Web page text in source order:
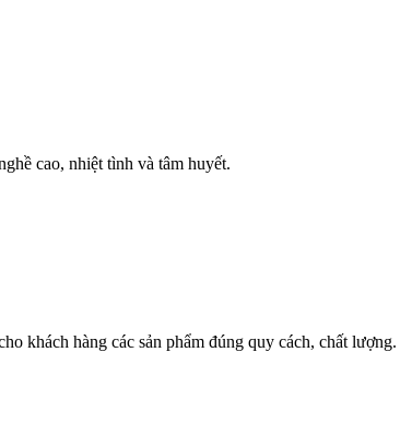
cao, nhiệt tình và tâm huyết.
khách hàng các sản phẩm đúng quy cách, chất lượng.